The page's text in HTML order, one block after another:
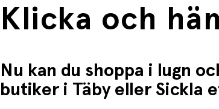
Klicka och
Nu kan du shoppa i lugn
butiker i Täby eller Sickla